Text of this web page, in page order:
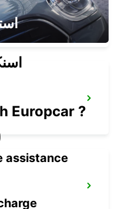
Europcar ?
assistance